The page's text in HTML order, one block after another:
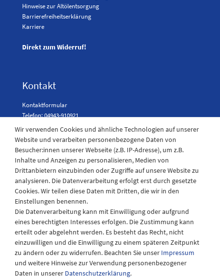
Hinweise zur Altölentsorgung
Barrierefreiheitserklärung
Karriere
Direkt zum Widerruf!
Kontakt
Kontaktformular
Telefon: 04943-910921
Laden Öffnungszeiten
Montag - Freitag
08:30 - 12:30 und 13.00 - 17.30 Uhr
Samstags
08:30 bis 12:30 Uhr
Wir verwenden Cookies und ähnliche Technologien auf unserer
Website und verarbeiten personenbezogene Daten von
Besucher:innen unserer Webseite (z.B. IP-Adresse), um z.B.
Inhalte und Anzeigen zu personalisieren, Medien von
Drittanbietern einzubinden oder Zugriffe auf unsere Website zu
analysieren. Die Datenverarbeitung erfolgt erst durch gesetzte
Cookies. Wir teilen diese Daten mit Dritten, die wir in den
Einstellungen benennen.
Die Datenverarbeitung kann mit Einwilligung oder aufgrund
eines berechtigten Interesses erfolgen. Die Zustimmung kann
erteilt oder abgelehnt werden. Es besteht das Recht, nicht
einzuwilligen und die Einwilligung zu einem späteren Zeitpunkt
zu ändern oder zu widerrufen. Beachten Sie unser Impressum
und weitere Hinweise zur Verwendung personenbezogener
Daten in unserer Daten­schutz­erklärung.